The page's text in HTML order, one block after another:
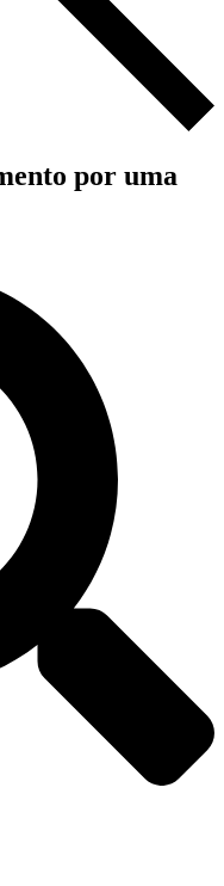
por uma